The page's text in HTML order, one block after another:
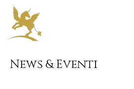
News & Eventi